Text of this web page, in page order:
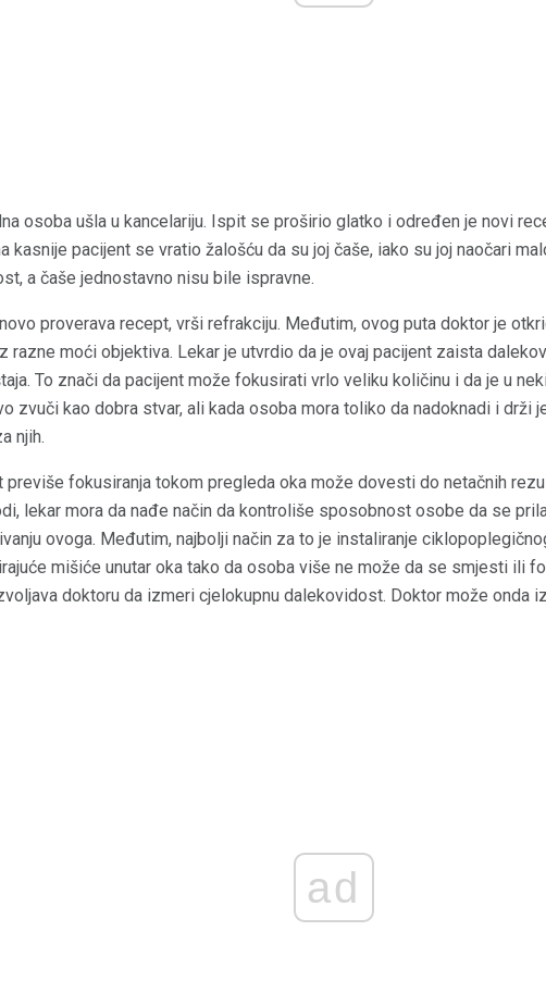
osoba ušla u kancelariju. Ispit se proširio glatko i određen je novi
kasnije pacijent se vratio žalošću da su joj čaše, iako su joj naočari
a čaše jednostavno nisu bile ispravne.
proverava recept, vrši refrakciju. Međutim, ovog puta doktor je
razne moći objektiva. Lekar je utvrdio da je ovaj pacijent zaista
To znači da pacijent može fokusirati vrlo veliku količinu i da je u
zvuči kao dobra stvar, ali kada osoba mora toliko da nadoknadi i drži
njih.
fokusiranja tokom pregleda oka može dovesti do netačnih
lekar mora da nađe način da kontroliše sposobnost osobe da se
ovoga. Međutim, najbolji način za to je instaliranje
mišiće unutar oka tako da osoba više ne može da se smjesti ili
doktoru da izmeri cjelokupnu dalekovidost. Doktor može onda
ad